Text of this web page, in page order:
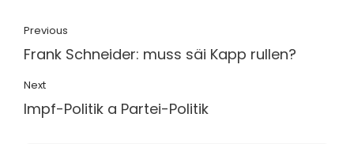
Previous
Frank Schneider: muss säi Kapp rullen?
Next
Impf-Politik a Partei-Politik